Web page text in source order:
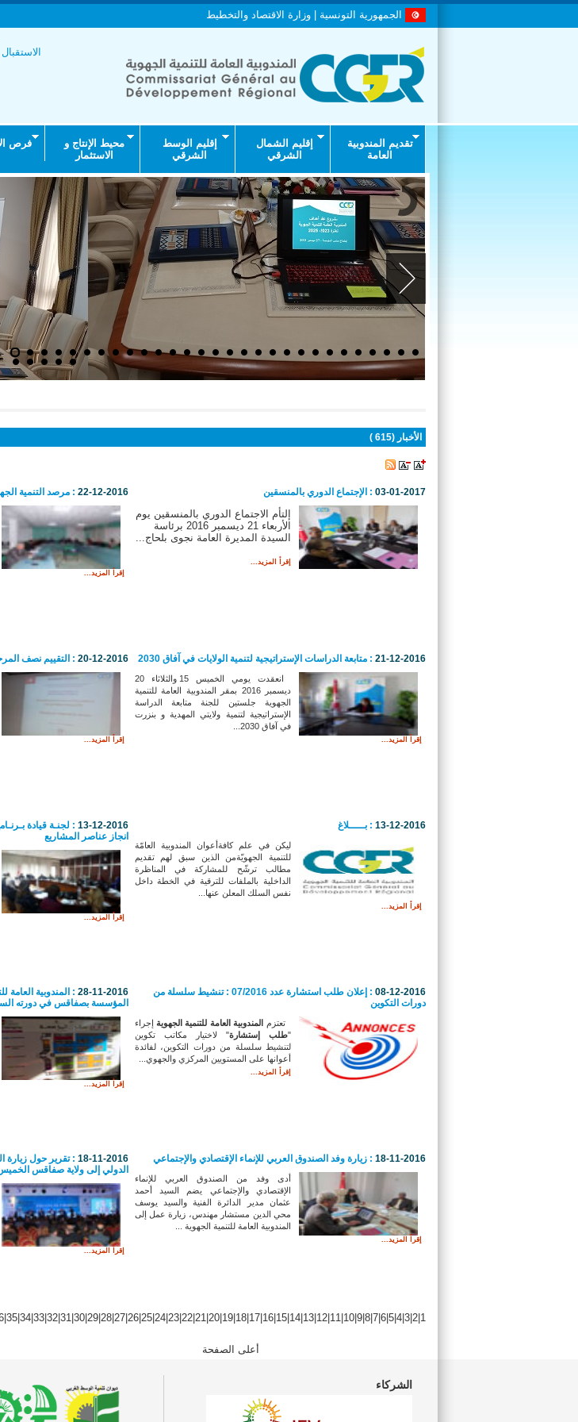
الجمهورية التونسية | وزارة الاقتصاد والتخطيط
الاستقبال
تقديم المندوبية
العامة
إقليم الشمال
الشرقي
إقليم الوسط
الشرقي
محيط الإنتاج و
الاستثمار
فرص
الأخبار (615 )
03-01-2017 : الإجتماع الدوري بالمنسقين
إلتأم الاجتماع الدوري بالمنسقين يوم
الأربعاء 21 ديسمبر 2016 برئاسة
السيدة المديرة العامة نجوى بلحاج...
إقرأ المزيد...
22-12-2016 : مرصد التنمية
إقرأ المزيد...
21-12-2016 : متابعة الدراسات الإستراتيجية لتنمية الولايات في آفاق 2030
انعقدت يومي الخميس 15 والثلاثاء 20
ديسمبر 2016 بمقر المندوبية العامة للتنمية
الجهوية جلستين للجنة متابعة الدراسة
الإستراتيجية لتنمية ولايتي المهدية و بنزرت
في آفاق 2030...
إقرأ المزيد...
20-12-2016 : التقييم نصف
إقرأ المزيد...
13-12-2016 : بـــــلاغ
ليكن في علم كافةأعوان المندوبية العامّة
للتنمية الجهويّةمن الذين سبق لهمتقديم
مطالب ترشّح للمشاركة في المناظرة
الداخلية بالملفات للترقية في الخطة داخل
نفس السلك المعلن عنها...
إقرأ المزيد...
13-12-2016 : لجنـة قيادة
انجاز عناصر المشاريع
إقرأ المزيد...
08-12-2016
: إعلان طلب استشارة عدد 07/2016 : تنشيط سلسلة من
دورات التكوين
تعتزم المندوبية العامة للتنمية الجهوية إجراء
"طلب إستشارة" لاختيار مكاتب تكوين
لتنشيط سلسلة من دورات التكوين، لفائدة
أعوانها على المستويين المركزي والجهوي...
إقرأ المزيد...
28-11-2016 : المندوبية
المؤسسة بصفاقس في دورته السابعة أيام 23 و24
إقرأ المزيد...
18-11-2016 : زيارة وفد الصندوق العربي للإنماء الإقتصادي والإجتماعي
أدى وفد من الصندوق العربي للإنماء
الإقتصادي والإجتماعي يضم السيد أحمد
عثمان مدير الدائرة الفنية والسيد يوسف
محي الدين مستشار مهندس، زيارة عمل إلى
المندوبية العامة للتنمية الجهوية ...
إقرأ المزيد...
18-11-2016 : تقرير حول زيارة
الدولي إلى ولاية صفاقس الخميس 17 نوفمبر
إقرأ المزيد...
1
2
3
4
5
6
7
8
9
10
11
12
13
14
15
16
17
18
19
20
21
22
23
24
25
26
27
28
29
30
31
32
33
34
35
أعلى الصفحة
الشركاء